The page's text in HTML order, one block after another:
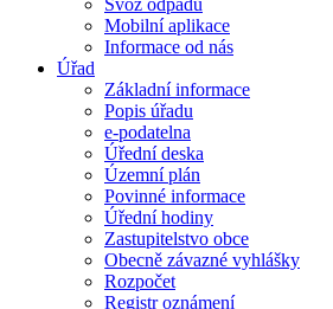
Svoz odpadů
Mobilní aplikace
Informace od nás
Úřad
Základní informace
Popis úřadu
e-podatelna
Úřední deska
Územní plán
Povinné informace
Úřední hodiny
Zastupitelstvo obce
Obecně závazné vyhlášky
Rozpočet
Registr oznámení